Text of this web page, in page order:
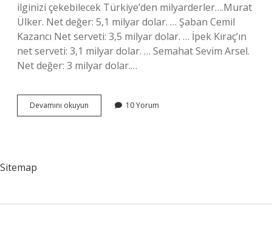
ilginizi çekebilecek Türkiye’den milyarderler….Murat
Ülker. Net değer: 5,1 milyar dolar. … Şaban Cemil
Kazancı Net serveti: 3,5 milyar dolar. … İpek Kıraç’ın
net serveti: 3,1 milyar dolar. … Semahat Sevim Arsel.
Net değer: 3 milyar dolar.…
Devamını okuyun Türkiyenin
En
10 Yorum
Sitemap